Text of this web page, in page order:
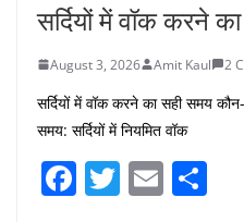
सर्दियों में वॉक करने
August 3, 2026 Amit Kaul 2
सर्दियों में वॉक करने का सही समय
समय: सर्दियों में नियमित वॉक
F T E